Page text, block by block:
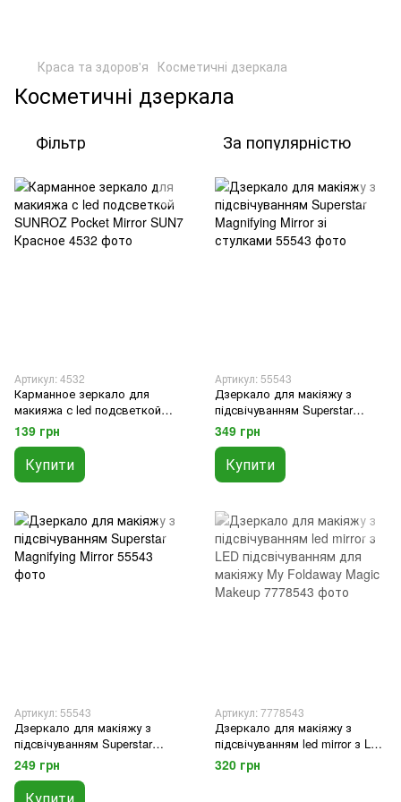
Краса та здоров'я Косметичні дзеркала
Косметичні дзеркала
Фільтр За популярністю
Артикул: 4532
Карманное зеркало для
макияжа с led подсветкой
SUNROZ Pocket Mirror SUN7
Красное
139 грн
Купити
Артикул: 55543
Дзеркало для макіяжу з
підсвічуванням Superstar
Magnifying Mirror зі стулками
349 грн
Купити
Артикул: 55543
Дзеркало для макіяжу з
підсвічуванням Superstar
Magnifying Mirror
249 грн
Артикул: 7778543
Дзеркало для макіяжу з
підсвічуванням led mirror з LED
підсвічуванням для макіяжу
My Foldaway Magic Makeup
320 грн